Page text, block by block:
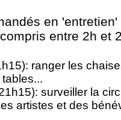
en
entre 2h et
ranger les
surveiller la
artistes et des